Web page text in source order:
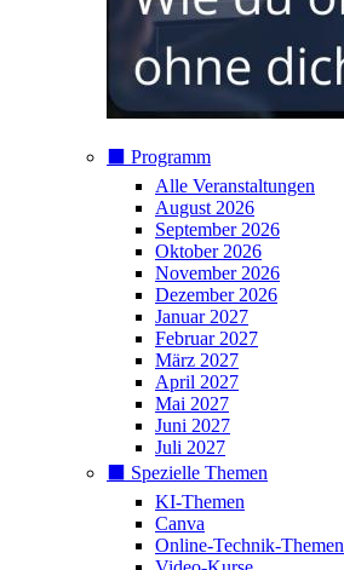
⬛️ Programm
Alle Veranstaltungen
August 2026
September 2026
Oktober 2026
November 2026
Dezember 2026
Januar 2027
Februar 2027
März 2027
April 2027
Mai 2027
Juni 2027
Juli 2027
⬛️ Spezielle Themen
KI-Themen
Canva
Online-Technik-Themen